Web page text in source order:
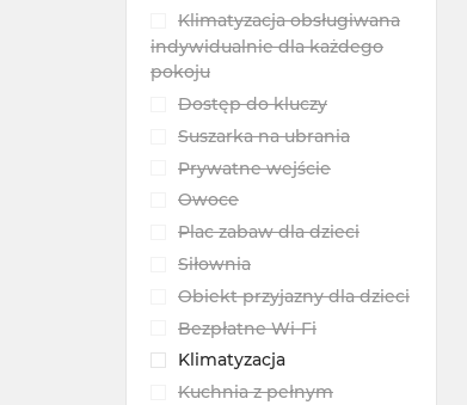
Klimatyzacja obsługiwana
indywidualnie dla każdego
pokoju
Dostęp do kluczy
Suszarka na ubrania
Prywatne wejście
Owoce
Plac zabaw dla dzieci
Siłownia
Obiekt przyjazny dla dzieci
Bezpłatne Wi-Fi
Klimatyzacja
Kuchnia z pełnym